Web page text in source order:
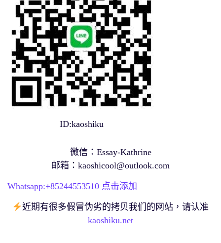
ID:kaoshiku
微信：Essay-Kathrine
邮箱： kaoshicool@outlook.com
Whatsapp:+85244553510 点击添加
近期有很多假冒伪劣的拷贝我们的网站，请认准
kaoshiku.net